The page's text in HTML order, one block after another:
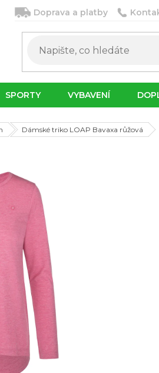
Doprava a platby
SPORTY VYBAVENÍ
Dámské triko LOAP Bavaxa růžová